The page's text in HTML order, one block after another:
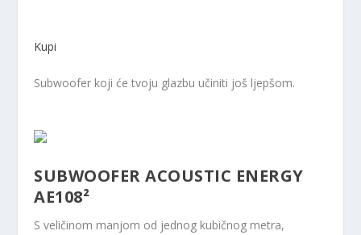
Kupi
Subwoofer koji će tvoju glazbu učiniti još ljepšom.
SUBWOOFER ACOUSTIC ENERGY
AE108²
S veličinom manjom od jednog kubičnog metra,